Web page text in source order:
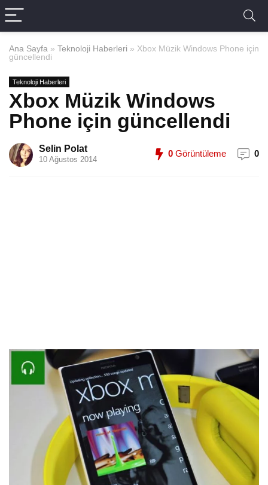
Ana Sayfa » Teknoloji Haberleri » Xbox Müzik Windows Phone için
güncellendi
Teknoloji Haberleri
Xbox Müzik Windows
Phone için güncellendi
Selin Polat
10 Ağustos 2014
0 Görüntüleme 0